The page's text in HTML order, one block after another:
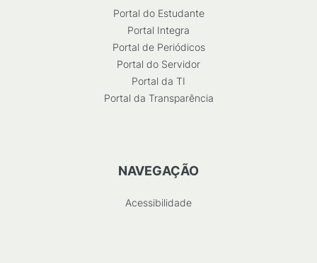
Portal do Estudante
Portal Integra
Portal de Periódicos
Portal do Servidor
Portal da TI
Portal da Transparência
NAVEGAÇÃO
Acessibilidade